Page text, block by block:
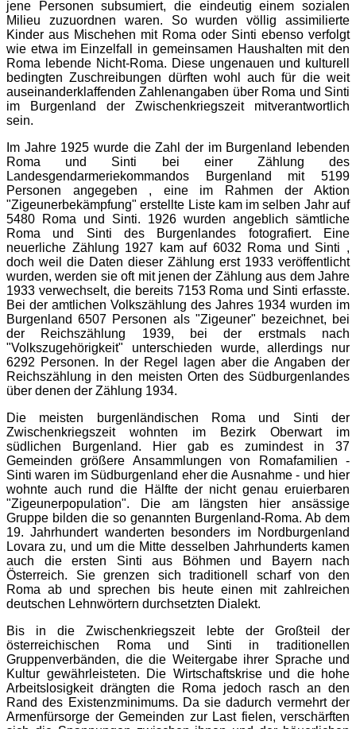
jene Personen subsumiert, die eindeutig einem sozialen
Milieu zuzuordnen waren. So wurden völlig assimilierte
Kinder aus Mischehen mit Roma oder Sinti ebenso verfolgt
wie etwa im Einzelfall in gemeinsamen Haushalten mit den
Roma lebende Nicht-Roma. Diese ungenauen und kulturell
bedingten Zuschreibungen dürften wohl auch für die weit
auseinanderklaffenden Zahlenangaben über Roma und Sinti
im Burgenland der Zwischenkriegszeit mitverantwortlich
sein.
Im Jahre 1925 wurde die Zahl der im Burgenland lebenden
Roma und Sinti bei einer Zählung des
Landesgendarmeriekommandos Burgenland mit 5199
Personen angegeben , eine im Rahmen der Aktion
"Zigeunerbekämpfung" erstellte Liste kam im selben Jahr auf
5480 Roma und Sinti. 1926 wurden angeblich sämtliche
Roma und Sinti des Burgenlandes fotografiert. Eine
neuerliche Zählung 1927 kam auf 6032 Roma und Sinti ,
doch weil die Daten dieser Zählung erst 1933 veröffentlicht
wurden, werden sie oft mit jenen der Zählung aus dem Jahre
1933 verwechselt, die bereits 7153 Roma und Sinti erfasste.
Bei der amtlichen Volkszählung des Jahres 1934 wurden im
Burgenland 6507 Personen als "Zigeuner" bezeichnet, bei
der Reichszählung 1939, bei der erstmals nach
"Volkszugehörigkeit" unterschieden wurde, allerdings nur
6292 Personen. In der Regel lagen aber die Angaben der
Reichszählung in den meisten Orten des Südburgenlandes
über denen der Zählung 1934.
Die meisten burgenländischen Roma und Sinti der
Zwischenkriegszeit wohnten im Bezirk Oberwart im
südlichen Burgenland. Hier gab es zumindest in 37
Gemeinden größere Ansammlungen von Romafamilien -
Sinti waren im Südburgenland eher die Ausnahme - und hier
wohnte auch rund die Hälfte der nicht genau eruierbaren
"Zigeunerpopulation". Die am längsten hier ansässige
Gruppe bilden die so genannten Burgenland-Roma. Ab dem
19. Jahrhundert wanderten besonders im Nordburgenland
Lovara zu, und um die Mitte desselben Jahrhunderts kamen
auch die ersten Sinti aus Böhmen und Bayern nach
Österreich. Sie grenzen sich traditionell scharf von den
Roma ab und sprechen bis heute einen mit zahlreichen
deutschen Lehnwörtern durchsetzten Dialekt.
Bis in die Zwischenkriegszeit lebte der Großteil der
österreichischen Roma und Sinti in traditionellen
Gruppenverbänden, die die Weitergabe ihrer Sprache und
Kultur gewährleisteten. Die Wirtschaftskrise und die hohe
Arbeitslosigkeit drängten die Roma jedoch rasch an den
Rand des Existenzminimums. Da sie dadurch vermehrt der
Armenfürsorge der Gemeinden zur Last fielen, verschärften